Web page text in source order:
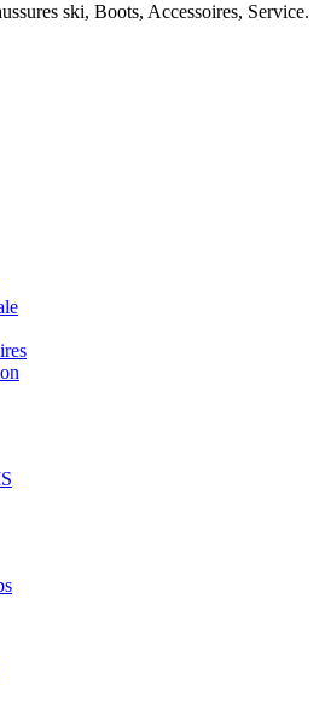
ski, Boots, Accessoires, Service.